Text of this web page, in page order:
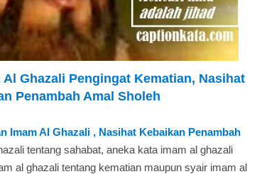
Ghazali Pengingat Kematian, Nasihat
Penambah Amal Sholeh
Imam Al Ghazali , Nasihat Kebaikan Penambah
tentang sahabat, aneka kata imam al ghazali
al ghazali tentang kematian maupun syair imam al